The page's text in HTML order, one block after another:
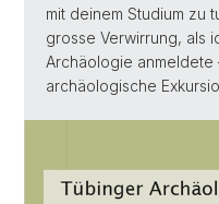
mit deinem Studium zu
grosse Verwirrung, als
Archäologie anmeldete
archäologische